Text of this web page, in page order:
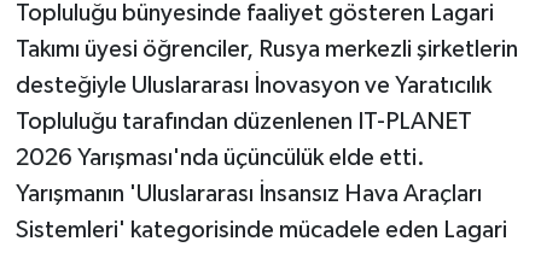
Topluluğu bünyesinde faaliyet gösteren Lagari
Takımı üyesi öğrenciler, Rusya merkezli şirketlerin
desteğiyle Uluslararası İnovasyon ve Yaratıcılık
Topluluğu tarafından düzenlenen IT-PLANET
2026 Yarışması'nda üçüncülük elde etti.
Yarışmanın 'Uluslararası İnsansız Hava Araçları
Sistemleri' kategorisinde mücadele eden Lagari